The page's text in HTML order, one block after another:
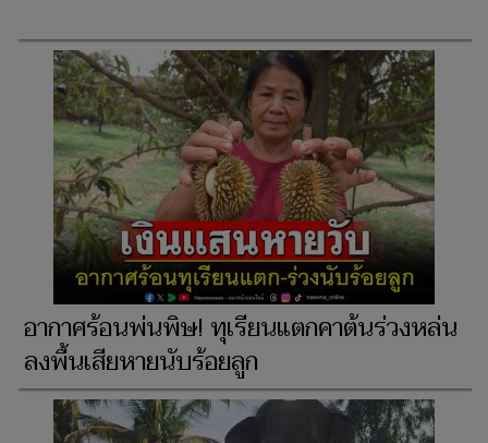
อากาศร้อนพ่นพิษ! ทุเรียนแตกคาต้นร่วงหล่น
ลงพื้นเสียหายนับร้อยลูก